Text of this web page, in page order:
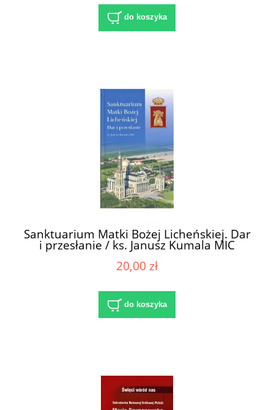
do koszyka
Sanktuarium Matki Bożej Licheńskiej. Dar
i przesłanie / ks. Janusz Kumala MIC
20,00 zł
do koszyka